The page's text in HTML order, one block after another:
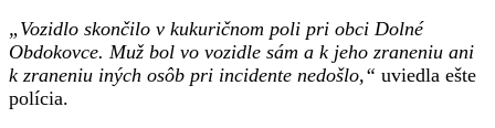
„Vozidlo skončilo v kukuričnom poli pri obci Dolné
Obdokovce. Muž bol vo vozidle sám a k jeho zraneniu ani
k zraneniu iných osôb pri incidente nedošlo,“ uviedla ešte
polícia.